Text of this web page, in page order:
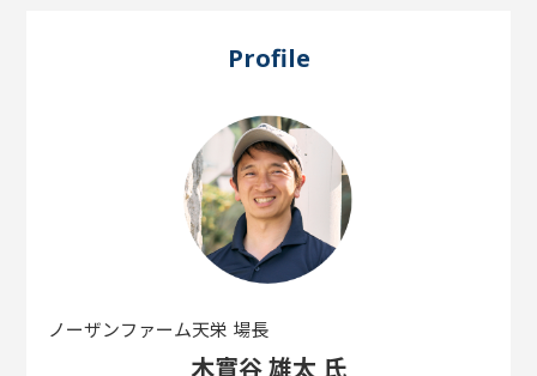
Profile
ノーザンファーム天栄 場長
木實谷 雄太 氏